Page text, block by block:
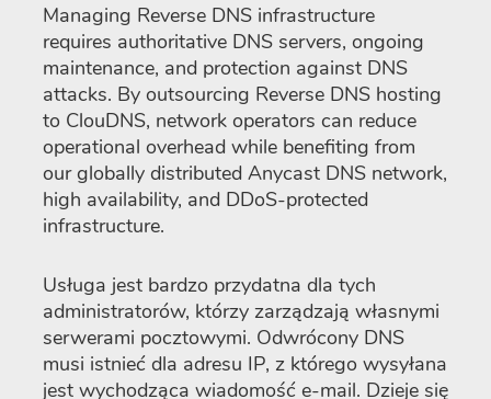
Managing Reverse DNS infrastructure
requires authoritative DNS servers, ongoing
maintenance, and protection against DNS
attacks. By outsourcing Reverse DNS hosting
to ClouDNS, network operators can reduce
operational overhead while benefiting from
our globally distributed Anycast DNS network,
high availability, and DDoS-protected
infrastructure.
Usługa jest bardzo przydatna dla tych
administratorów, którzy zarządzają własnymi
serwerami pocztowymi. Odwrócony DNS
musi istnieć dla adresu IP, z którego wysyłana
jest wychodząca wiadomość e-mail. Dzieje się